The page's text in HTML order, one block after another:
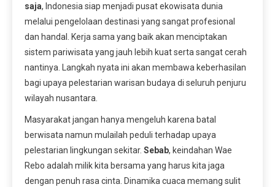
saja, Indonesia siap menjadi pusat ekowisata dunia
melalui pengelolaan destinasi yang sangat profesional
dan handal. Kerja sama yang baik akan menciptakan
sistem pariwisata yang jauh lebih kuat serta sangat cerah
nantinya. Langkah nyata ini akan membawa keberhasilan
bagi upaya pelestarian warisan budaya di seluruh penjuru
wilayah nusantara.
Masyarakat jangan hanya mengeluh karena batal
berwisata namun mulailah peduli terhadap upaya
pelestarian lingkungan sekitar. Sebab, keindahan Wae
Rebo adalah milik kita bersama yang harus kita jaga
dengan penuh rasa cinta. Dinamika cuaca memang sulit